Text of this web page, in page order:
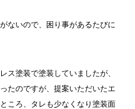
ないので、困り事があるたびに
ス塗装で塗装していましたが、
たのですが、提案いただいたエ
ころ、タレも少なくなり塗装面